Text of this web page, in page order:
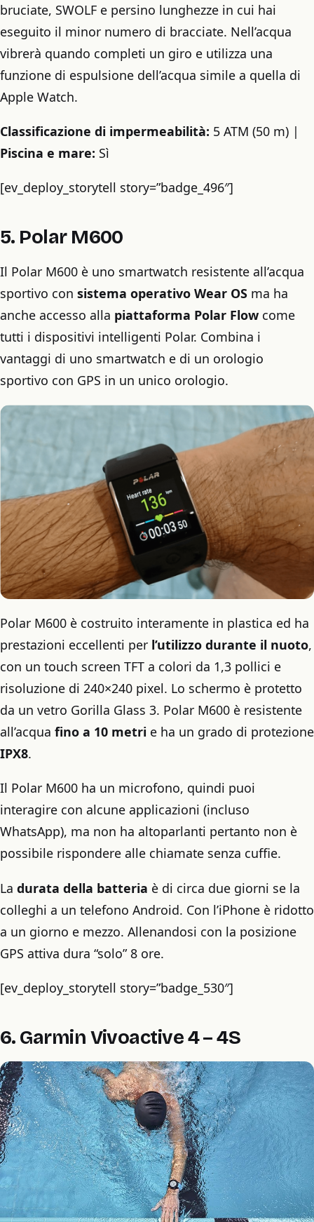
bruciate, SWOLF e persino lunghezze in cui hai
eseguito il minor numero di bracciate. Nell’acqua
vibrerà quando completi un giro e utilizza una
funzione di espulsione dell’acqua simile a quella di
Apple Watch.
Classificazione di impermeabilità: 5 ATM (50 m) |
Piscina e mare: Sì
[ev_deploy_storytell story=”badge_496″]
5. Polar M600
Il Polar M600 è uno smartwatch resistente all’acqua
sportivo con sistema operativo Wear OS ma ha
anche accesso alla piattaforma Polar Flow come
tutti i dispositivi intelligenti Polar. Combina i
vantaggi di uno smartwatch e di un orologio
sportivo con GPS in un unico orologio.
Polar M600 è costruito interamente in plastica ed ha
prestazioni eccellenti per l’utilizzo durante il nuoto,
con un touch screen TFT a colori da 1,3 pollici e
risoluzione di 240×240 pixel. Lo schermo è protetto
da un vetro Gorilla Glass 3. Polar M600 è resistente
all’acqua fino a 10 metri e ha un grado di protezione
IPX8.
Il Polar M600 ha un microfono, quindi puoi
interagire con alcune applicazioni (incluso
WhatsApp), ma non ha altoparlanti pertanto non è
possibile rispondere alle chiamate senza cuffie.
La durata della batteria è di circa due giorni se la
colleghi a un telefono Android. Con l’iPhone è ridotto
a un giorno e mezzo. Allenandosi con la posizione
GPS attiva dura “solo” 8 ore.
[ev_deploy_storytell story=”badge_530″]
6. Garmin Vivoactive 4 – 4S